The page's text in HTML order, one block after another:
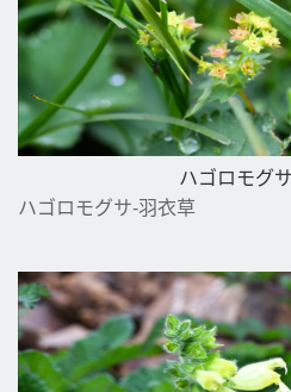
ハゴロモグ
ハゴロモグサ-羽衣草